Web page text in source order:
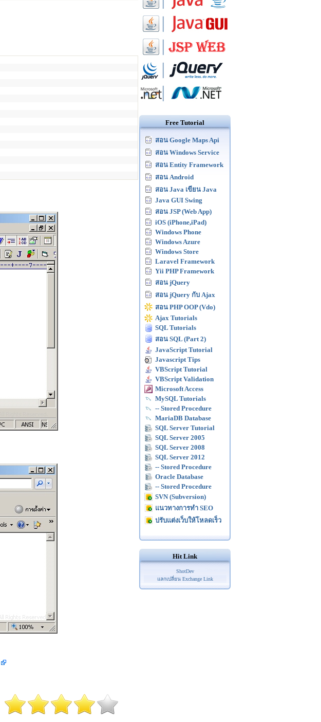
Free Tutorial
สอน Google Maps Api
สอน Windows Service
สอน Entity Framework
สอน Android
สอน Java เขียน Java
Java GUI Swing
สอน JSP (Web App)
iOS (iPhone,iPad)
Windows Phone
Windows Azure
Windows Store
Laravel Framework
Yii PHP Framework
สอน jQuery
สอน jQuery กับ Ajax
สอน PHP OOP (Vdo)
Ajax Tutorials
SQL Tutorials
สอน SQL (Part 2)
JavaScript Tutorial
Javascript Tips
VBScript Tutorial
VBScript Validation
Microsoft Access
MySQL Tutorials
-- Stored Procedure
MariaDB Database
SQL Server Tutorial
SQL Server 2005
SQL Server 2008
SQL Server 2012
-- Stored Procedure
Oracle Database
-- Stored Procedure
SVN (Subversion)
แนวทางการทำ SEO
ปรับแต่งเว็บให้โหลดเร็ว
Hit Link
ShotDev
แลกเปลี่ยน Exchange Link